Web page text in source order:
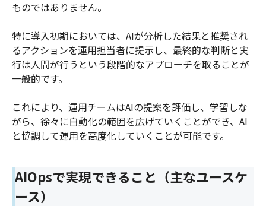
ものではありません。
特に導入初期においては、AIが分析した結果と推奨され
るアクションを運用担当者に提示し、最終的な判断と実
行は人間が行うという段階的なアプローチを取ることが
一般的です。
これにより、運用チームはAIの提案を評価し、学習しな
がら、徐々に自動化の範囲を広げていくことができ、AI
と協調して運用を高度化していくことが可能です。
AIOpsで実現できること（主なユースケ
ース）